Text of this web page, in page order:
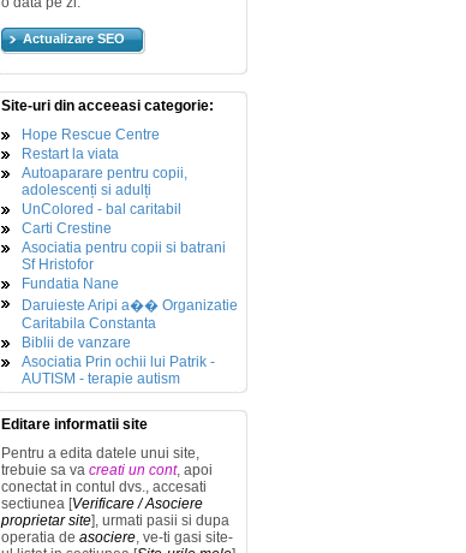
Actualizare SEO
Site-uri din acceeasi categorie:
Hope Rescue Centre
Restart la viata
Autoaparare pentru copii,
adolescenți si adulți
UnColored - bal caritabil
Carti Crestine
Asociatia pentru copii si batrani
Sf Hristofor
Fundatia Nane
Daruieste Aripi a�� Organizatie
Caritabila Constanta
Biblii de vanzare
Asociatia Prin ochii lui Patrik -
AUTISM - terapie autism
Editare informatii site
Pentru a edita datele unui site,
trebuie sa va creati un cont, apoi
conectat in contul dvs., accesati
sectiunea [Verificare / Asociere
proprietar site], urmati pasii si dupa
operatia de asociere, ve-ti gasi site-